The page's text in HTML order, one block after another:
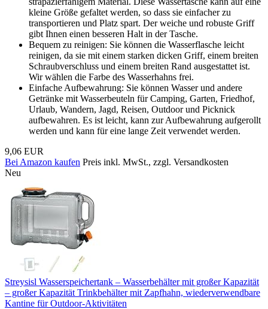
kleine Größe gefaltet werden, so dass sie einfacher zu
transportieren und Platz spart. Der weiche und robuste Griff
gibt Ihnen einen besseren Halt in der Tasche.
Bequem zu reinigen: Sie können die Wasserflasche leicht
reinigen, da sie mit einem starken dicken Griff, einem breiten
Schraubverschluss und einem breiten Rand ausgestattet ist.
Wir wählen die Farbe des Wasserhahns frei.
Einfache Aufbewahrung: Sie können Wasser und andere
Getränke mit Wasserbeuteln für Camping, Garten, Friedhof,
Urlaub, Wandern, Jagd, Reisen, Outdoor und Picknick
aufbewahren. Es ist leicht, kann zur Aufbewahrung aufgerollt
werden und kann für eine lange Zeit verwendet werden.
9,06 EUR
Bei Amazon kaufen Preis inkl. MwSt., zzgl. Versandkosten
Neu
Streysisl Wasserspeichertank – Wasserbehälter mit großer Kapazität
– großer Kapazität Trinkbehälter mit Zapfhahn, wiederverwendbare
Kantine für Outdoor-Aktivitäten